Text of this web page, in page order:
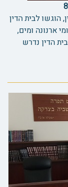
לבית הדין
ארנונה ומים,
הדין נדרש